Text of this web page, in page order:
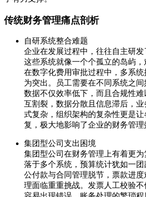
传统财务管理痛点剖析
自研系统整合难题
企业在发展过程中，往往自主研发
这些系统就像一个个孤立的岛屿，
在数字化费用审批过程中，多系
为突出。员工需要在不同系统之
数据不仅效率低下，而且合规性
互割裂，数据分散且信息滞后，业
式复杂，组织架构的复杂性更是
复，极大地影响了企业的财务管理
集团型公司支出困境
集团型公司在财务管理上有着更
落于多个系统，预算统计犹如一
公付款与合同管理脱节，票款进
理面临重重挑战。发票人工校验不